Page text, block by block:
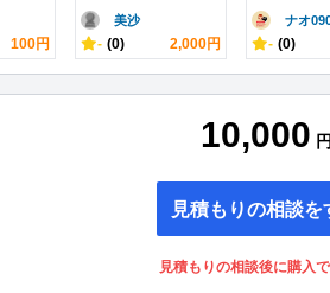
100円
美沙
- (0) 2,000円
ナオ
- (0)
10,000 円
見積もりの相談を
見積もりの相談後に購入